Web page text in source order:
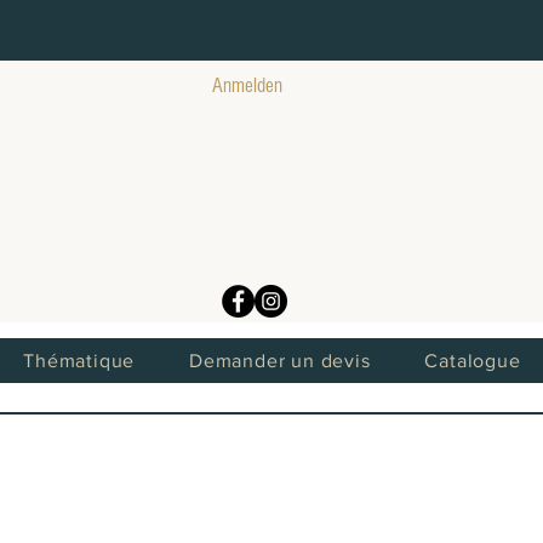
Anmelden
Thématique Demander un devis Catalogue